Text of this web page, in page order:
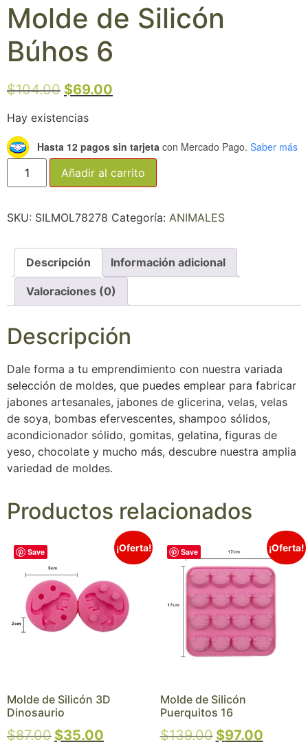
Molde de Silicón
Búhos 6
$104.00 $69.00
Hay existencias
Hasta 12 pagos sin tarjeta con Mercado Pago. Saber más
Añadir al carrito
SKU: SILMOL78278 Categoría: ANIMALES
Descripción Información adicional
Valoraciones (0)
Descripción
Dale forma a tu emprendimiento con nuestra variada
selección de moldes, que puedes emplear para fabricar
jabones artesanales, jabones de glicerina, velas, velas
de soya, bombas efervescentes, shampoo sólidos,
acondicionador sólido, gomitas, gelatina, figuras de
yeso, chocolate y mucho más, descubre nuestra amplia
variedad de moldes.
Productos relacionados
Save ¡Oferta!
Molde de Silicón 3D
Dinosaurio
$87.00 $35.00
Save ¡Oferta!
Molde de Silicón
Puerquitos 16
$139.00 $97.00